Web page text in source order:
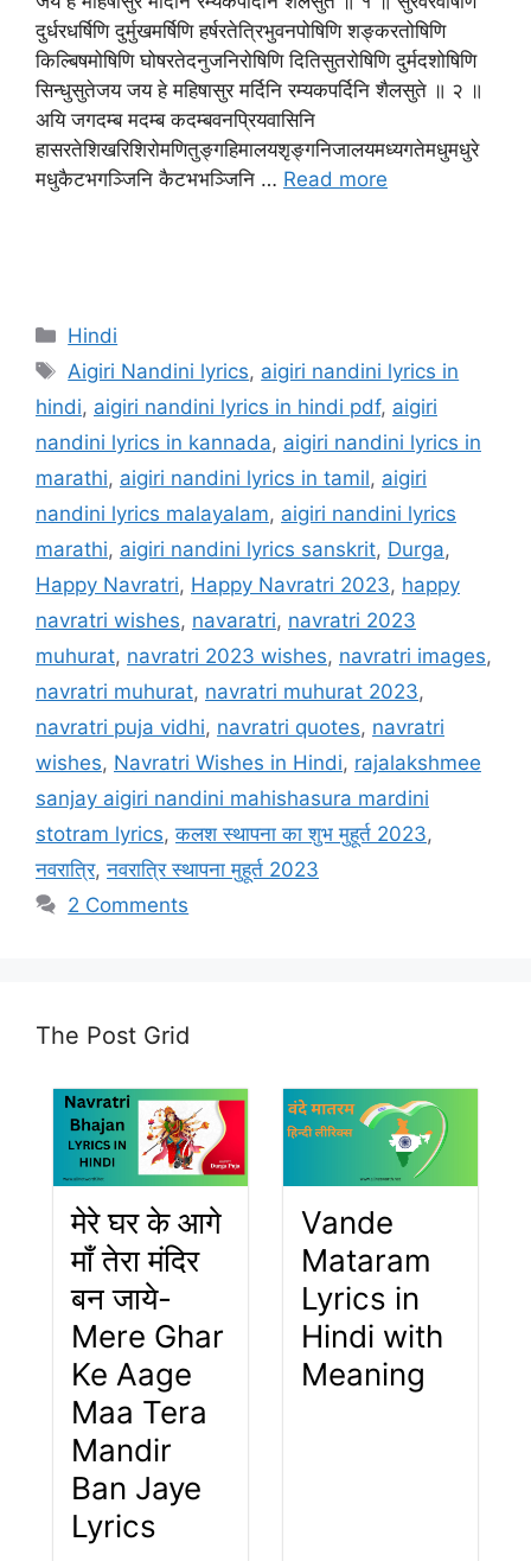
दुर्धरधर्षिणि दुर्मुखमर्षिणि हर्षरतेत्रिभुवनपोषिणि शङ्करतोषिणि
किल्बिषमोषिणि घोषरतेदनुजनिरोषिणि दितिसुतरोषिणि दुर्मदशोषिणि
सिन्धुसुतेजय जय हे महिषासुर मर्दिनि रम्यकपर्दिनि शैलसुते ॥ २ ॥
अयि जगदम्ब मदम्ब कदम्बवनप्रियवासिनि
हासरतेशिखरिशिरोमणितुङ्गहिमालयशृङ्गनिजालयमध्यगतेमधुमधुरे
मधुकैटभगञ्जिनि कैटभभञ्जिनि … Read more
Hindi
Aigiri Nandini lyrics, aigiri nandini lyrics in
hindi, aigiri nandini lyrics in hindi pdf, aigiri
nandini lyrics in kannada, aigiri nandini lyrics in
marathi, aigiri nandini lyrics in tamil, aigiri
nandini lyrics malayalam, aigiri nandini lyrics
marathi, aigiri nandini lyrics sanskrit, Durga,
Happy Navratri, Happy Navratri 2023, happy
navratri wishes, navaratri, navratri 2023
muhurat, navratri 2023 wishes, navratri images,
navratri muhurat, navratri muhurat 2023,
navratri puja vidhi, navratri quotes, navratri
wishes, Navratri Wishes in Hindi, rajalakshmee
sanjay aigiri nandini mahishasura mardini
stotram lyrics,कलश स्थापना का शुभ मुहूर्त 2023,
नवरात्रि,नवरात्रि स्थापना मुहूर्त 2023
2 Comments
The Post Grid
मेरे घर के आगे
माँ तेरा मंदिर
बन जाये-
Mere Ghar
Ke Aage
Maa Tera
Mandir
Ban Jaye
Lyrics
Vande
Mataram
Lyrics in
Hindi with
Meaning